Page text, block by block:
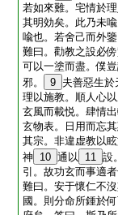
若如來難。宅情於
其明効矣。此乃未
喩也。若舍己而外
難曰。勸教之設必
可以一塗而盡。僕
邪。
9 夫善惡生
理以施教。順人心
玄風而載悦。肆情
玄物表。日用而忘
其宗。非違虚教以
神 10 通以 11 設
引。故功玄而事適
難曰。安于懷仁不
國。則分命所鍾於